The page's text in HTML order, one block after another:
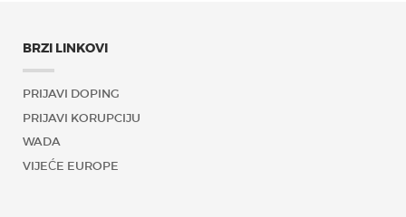
BRZI LINKOVI
PRIJAVI DOPING
PRIJAVI KORUPCIJU
WADA
VIJEĆE EUROPE